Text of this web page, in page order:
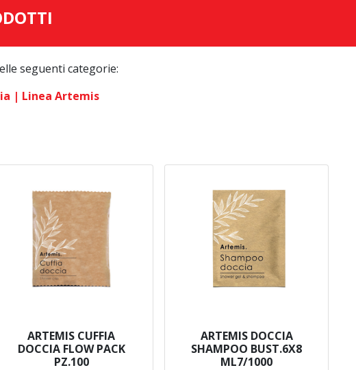
seguenti categorie:
| Linea Artemis
ARTEMIS CUFFIA
DOCCIA FLOW PACK
PZ.100
ARTEMIS DOCCIA
SHAMPOO BUST.6X8
ML7/1000